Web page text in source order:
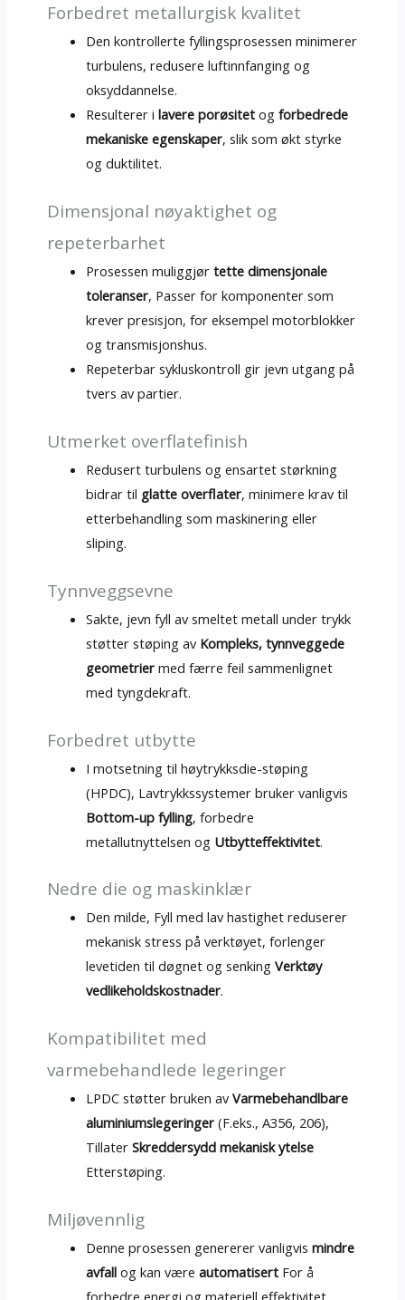
Forbedret metallurgisk kvalitet
Den kontrollerte fyllingsprosessen minimerer
turbulens, redusere luftinnfanging og
oksyddannelse.
Resulterer ilavere porøsitet ogforbedrede
mekaniske egenskaper, slik som økt styrke
og duktilitet.
Dimensjonal nøyaktighet og
repeterbarhet
Prosessen muliggjørtette dimensjonale
toleranser, Passer for komponenter som
krever presisjon, for eksempel motorblokker
og transmisjonshus.
Repeterbar sykluskontroll gir jevn utgang på
tvers av partier.
Utmerket overflatefinish
Redusert turbulens og ensartet størkning
bidrar til glatte overflater, minimere krav til
etterbehandling som maskinering eller
sliping.
Tynnveggsevne
Sakte, jevn fyll av smeltet metall under trykk
støtter støping av Kompleks, tynnveggede
geometrier med færre feil sammenlignet
med tyngdekraft.
Forbedret utbytte
I motsetning til høytrykksdie-støping
(HPDC), Lavtrykkssystemer bruker vanligvis
Bottom-up fylling, forbedre
metallutnyttelsen og Utbytteffektivitet.
Nedre die og maskinklær
Den milde, Fyll med lav hastighet reduserer
mekanisk stress på verktøyet, forlenger
levetiden til døgnet og senkingVerktøy
vedlikeholdskostnader.
Kompatibilitet med
varmebehandlede legeringer
LPDC støtter bruken avVarmebehandlbare
aluminiumslegeringer (F.eks., A356, 206),
TillaterSkreddersydd mekanisk ytelse
Etterstøping.
Miljøvennlig
Denne prosessen genererer vanligvismindre
avfall og kan væreautomatisert For å